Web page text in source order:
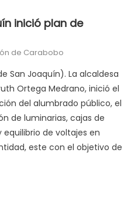
inició plan de
de Carabobo
San Joaquín). La alcaldesa
Ortega Medrano, inició el
del alumbrado público, el
de luminarias, cajas de
de voltajes en
este con el objetivo de